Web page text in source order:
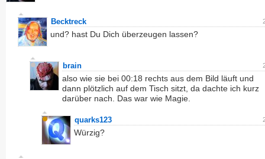
Becktreck
und? hast Du Dich überzeugen lassen?
brain
also wie sie bei 00:18 rechts aus dem Bild läuft und
dann plötzlich auf dem Tisch sitzt, da dachte ich kurz
darüber nach. Das war wie Magie.
quarks123
Würzig?